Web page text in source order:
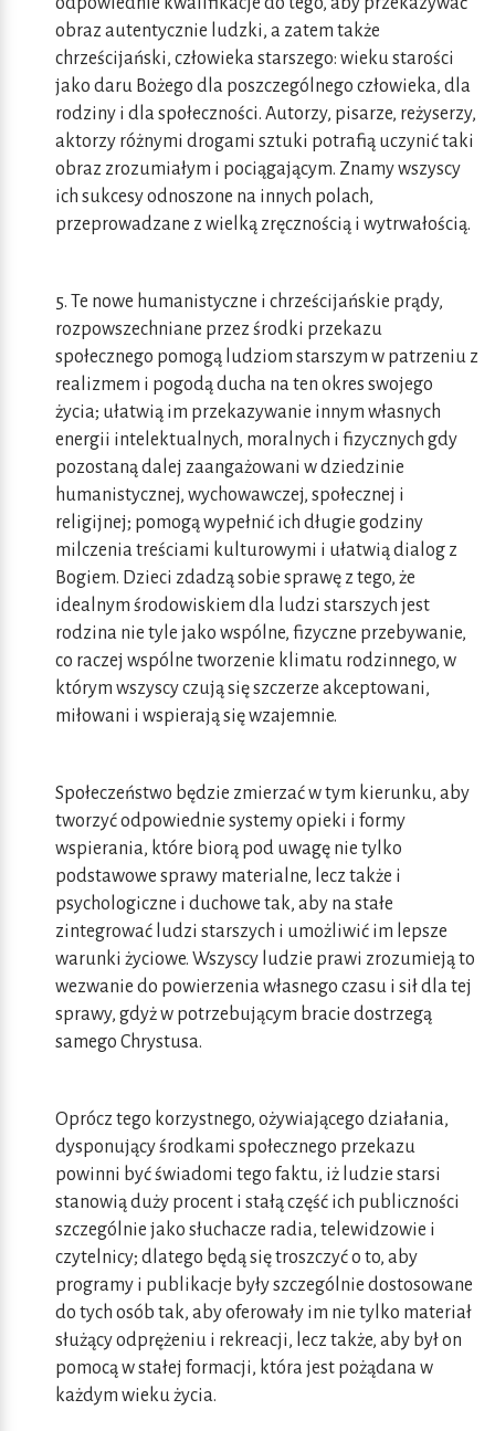
obraz autentycznie ludzki, a zatem także
chrześcijański, człowieka starszego: wieku starości
jako daru Bożego dla poszczególnego człowieka, dla
rodziny i dla społeczności. Autorzy, pisarze, reżyserzy,
aktorzy różnymi drogami sztuki potrafią uczynić taki
obraz zrozumiałym i pociągającym. Znamy wszyscy
ich sukcesy odnoszone na innych polach,
przeprowadzane z wielką zręcznością i wytrwałością.
5. Te nowe humanistyczne i chrześcijańskie prądy,
rozpowszechniane przez środki przekazu
społecznego pomogą ludziom starszym w patrzeniu z
realizmem i pogodą ducha na ten okres swojego
życia; ułatwią im przekazywanie innym własnych
energii intelektualnych, moralnych i fizycznych gdy
pozostaną dalej zaangażowani w dziedzinie
humanistycznej, wychowawczej, społecznej i
religijnej; pomogą wypełnić ich długie godziny
milczenia treściami kulturowymi i ułatwią dialog z
Bogiem. Dzieci zdadzą sobie sprawę z tego, że
idealnym środowiskiem dla ludzi starszych jest
rodzina nie tyle jako wspólne, fizyczne przebywanie,
co raczej wspólne tworzenie klimatu rodzinnego, w
którym wszyscy czują się szczerze akceptowani,
miłowani i wspierają się wzajemnie.
Społeczeństwo będzie zmierzać w tym kierunku, aby
tworzyć odpowiednie systemy opieki i formy
wspierania, które biorą pod uwagę nie tylko
podstawowe sprawy materialne, lecz także i
psychologiczne i duchowe tak, aby na stałe
zintegrować ludzi starszych i umożliwić im lepsze
warunki życiowe. Wszyscy ludzie prawi zrozumieją to
wezwanie do powierzenia własnego czasu i sił dla tej
sprawy, gdyż w potrzebującym bracie dostrzegą
samego Chrystusa.
Oprócz tego korzystnego, ożywiającego działania,
dysponujący środkami społecznego przekazu
powinni być świadomi tego faktu, iż ludzie starsi
stanowią duży procent i stałą część ich publiczności
szczególnie jako słuchacze radia, telewidzowie i
czytelnicy; dlatego będą się troszczyć o to, aby
programy i publikacje były szczególnie dostosowane
do tych osób tak, aby oferowały im nie tylko materiał
służący odprężeniu i rekreacji, lecz także, aby był on
pomocą w stałej formacji, która jest pożądana w
każdym wieku życia.